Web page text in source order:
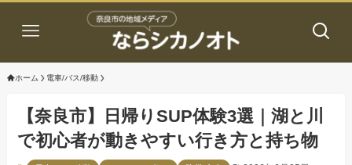
ホーム 電車/バス/移動
【奈良市】日帰りSUP体験3選｜湖と川
で初心者が動きやすい行き方と持ち物